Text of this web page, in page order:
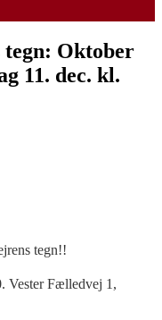
tegn: Oktober
11. dec. kl.
tegn!!
Vester Fælledvej 1,